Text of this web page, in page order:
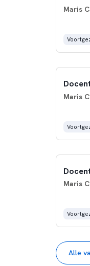
Maris
Maris
Maris
Alle